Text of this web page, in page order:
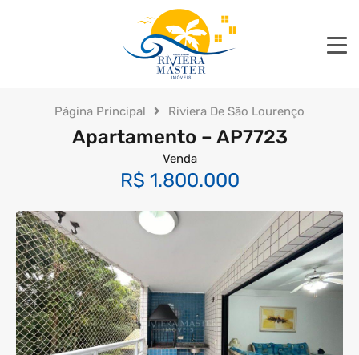
Página Principal Riviera De São Lourenço
Apartamento – AP7723
Venda
R$ 1.800.000